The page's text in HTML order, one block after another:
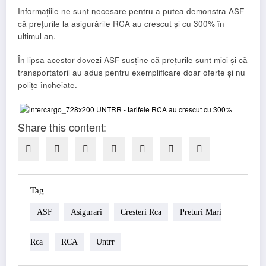
Informațiile ne sunt necesare pentru a putea demonstra ASF
că prețurile la asigurările RCA au crescut și cu 300% în
ultimul an.
În lipsa acestor dovezi ASF susține că prețurile sunt mici și că
transportatorii au adus pentru exemplificare doar oferte și nu
polițe încheiate.
Share this content:
Tag
ASF Asigurari Cresteri Rca Preturi Mari
Rca RCA Untrr